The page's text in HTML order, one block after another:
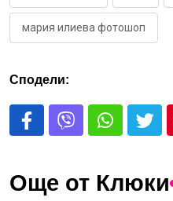
мария илиева фотошоп
Сподели:
Още от Клюки